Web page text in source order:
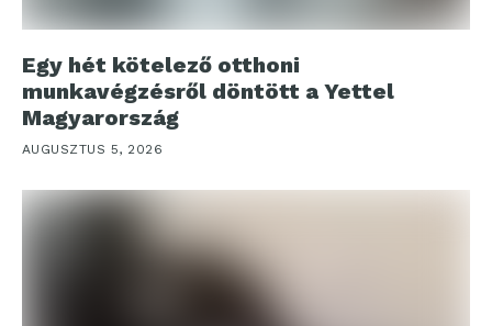
Egy hét kötelező otthoni
munkavégzésről döntött a Yettel
Magyarország
AUGUSZTUS 5, 2026